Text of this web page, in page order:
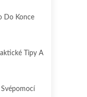
Do Konce
Tipy A